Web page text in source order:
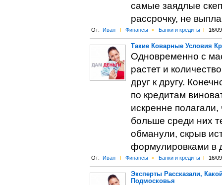
самые заядлые
рассрочку, не
От: Иван l Финансы > Банки и кредиты l 16/
Такие Коварные Условия
Одновременно с
растет и
друг к другу.
по кредитам
искренне
больше среди них
обманули, скрыв
формулировками в
От: Иван l Финансы > Банки и кредиты l 16/
Эксперты Рассказали,
Подмосковья